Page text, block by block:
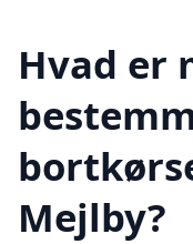
Hvad er
Mejlby?